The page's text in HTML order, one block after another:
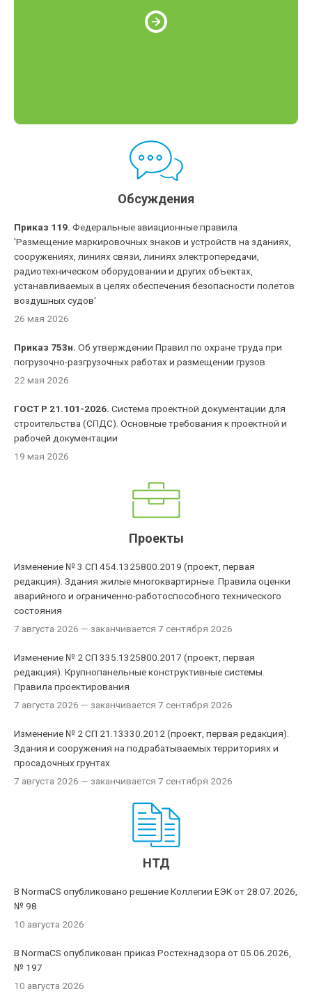
Обсуждения
Приказ 119. Федеральные авиационные правила
'Размещение маркировочных знаков и устройств на зданиях,
сооружениях, линиях связи, линиях электропередачи,
радиотехническом оборудовании и других объектах,
устанавливаемых в целях обеспечения безопасности полетов
воздушных судов'
26 мая 2026
Приказ 753н. Об утверждении Правил по охране труда при
погрузочно-разгрузочных работах и размещении грузов
22 мая 2026
ГОСТ Р 21.101-2026. Система проектной документации для
строительства (СПДС). Основные требования к проектной и
рабочей документации
19 мая 2026
Проекты
Изменение № 3 СП 454.1325800.2019 (проект, первая
редакция). Здания жилые многоквартирные. Правила оценки
аварийного и ограниченно-работоспособного технического
состояния
7 августа 2026 — заканчивается 7 сентября 2026
Изменение № 2 СП 335.1325800.2017 (проект, первая
редакция). Крупнопанельные конструктивные системы.
Правила проектирования
7 августа 2026 — заканчивается 7 сентября 2026
Изменение № 2 СП 21.13330.2012 (проект, первая редакция).
Здания и сооружения на подрабатываемых территориях и
просадочных грунтах
7 августа 2026 — заканчивается 7 сентября 2026
НТД
В NormaCS опубликовано решение Коллегии ЕЭК от 28.07.2026,
№ 98
10 августа 2026
В NormaCS опубликован приказ Ростехнадзора от 05.06.2026,
№ 197
10 августа 2026